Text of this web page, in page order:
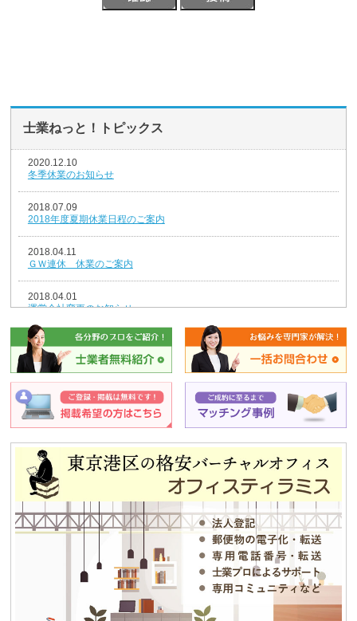
士業ねっと！トピックス
2020.12.10
冬季休業のお知らせ
2018.07.09
2018年度夏期休業日程のご案内
2018.04.11
ＧＷ連休 休業のご案内
2018.04.01
運営会社変更のお知らせ
2018.01.04
新年のごあいさつ
2017.12.26
年末年始休業のお知らせ
2014.08.07
夏期休業のお知らせ
2013.12.25
平成25年冬季休暇のお知らせ
2013.08.12
夏期休業のお知らせ
独立・移転をお考えの方、必見！！格安合同貸事務所のご紹介！！